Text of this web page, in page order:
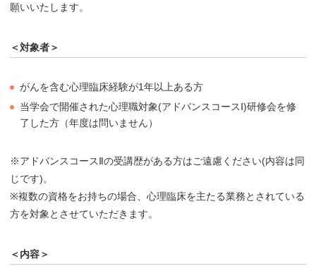
願いいたします。
＜対象者＞
がんを含む心理臨床経験が1年以上ある方
当学会で開催された心理職対象(アドバンスコースⅠ)研修会を修
了した方（年度は問いません）
※アドバンスコースⅡの受講歴がある方はご遠慮ください(内容は同
じです)。
※複数の資格をお持ちの場合、心理臨床を主たる業務とされている
方を対象とさせていただきます。
＜内容＞